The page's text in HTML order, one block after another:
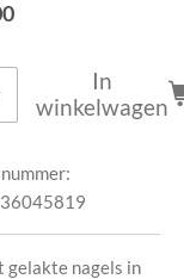
In
winkelwagen
gelakte nagels in